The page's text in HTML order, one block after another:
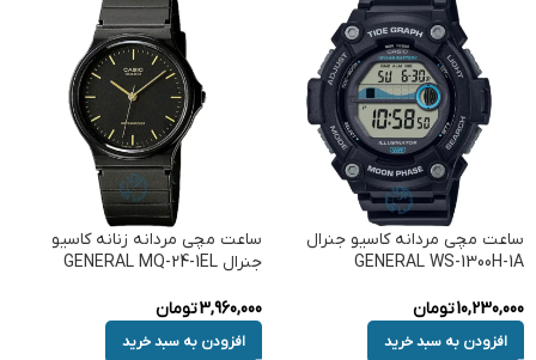
ساعت مچی مردانه کاسیو جنرال
GENERAL WS-1300H-1A
10,230,000تومان
افزودن به سبد خرید
ساعت مچی مردانه زنانه کاسیو
جنرال GENERAL MQ-24-1EL
3,960,000تومان
افزودن به سبد خرید